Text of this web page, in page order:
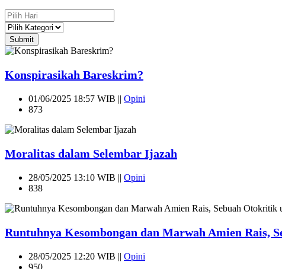
Submit
Konspirasikah Bareskrim?
01/06/2025 18:57 WIB || Opini
873
Moralitas dalam Selembar Ijazah
28/05/2025 13:10 WIB || Opini
838
Runtuhnya Kesombongan dan Marwah Amien
28/05/2025 12:20 WIB || Opini
950